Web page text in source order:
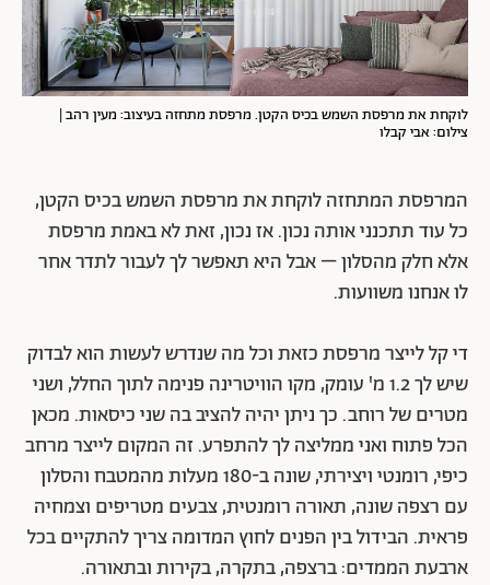
לוקחת את מרפסת השמש בכיס הקטן. מרפסת מתחזה בעיצוב: מעין רהב |
צילום: אבי קבלו
המרפסת המתחזה לוקחת את מרפסת השמש בכיס הקטן,
כל עוד תתכנני אותה נכון. אז נכון, זאת לא באמת מרפסת
אלא חלק מהסלון – אבל היא תאפשר לך לעבור לתדר אחר
לו אנחנו משוועות.
די קל לייצר מרפסת כזאת וכל מה שנדרש לעשות הוא לבדוק
שיש לך 1.2 מ' עומק, מקו הוויטרינה פנימה לתוך החלל, ושני
מטרים של רוחב. כך ניתן יהיה להציב בה שני כיסאות. מכאן
הכל פתוח ואני ממליצה לך להתפרע. זה המקום לייצר מרחב
כיפי, רומנטי ויצירתי, שונה ב-180 מעלות מהמטבח והסלון
עם רצפה שונה, תאורה רומנטית, צבעים מטריפים וצמחיה
פראית. הבידול בין הפנים לחוץ המדומה צריך להתקיים בכל
ארבעת הממדים: ברצפה, בתקרה, בקירות ובתאורה.